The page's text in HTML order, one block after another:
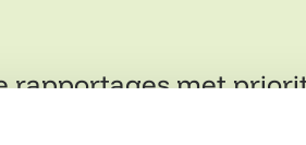
rapportages met
overzichtelijke rapportages